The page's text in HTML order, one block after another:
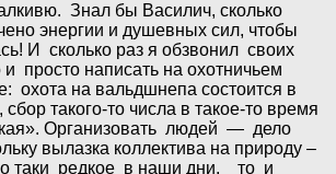
Знал бы Василич, сколько
энергии и душевных сил, чтобы
И сколько раз я обзвонил своих
просто написать на охотничьем
охота на вальдшнепа состоится в
сбор такого-то числа в такое-то время
Организовать людей — дело
вылазка коллектива на природу –
таки редкое в наши дни, то и